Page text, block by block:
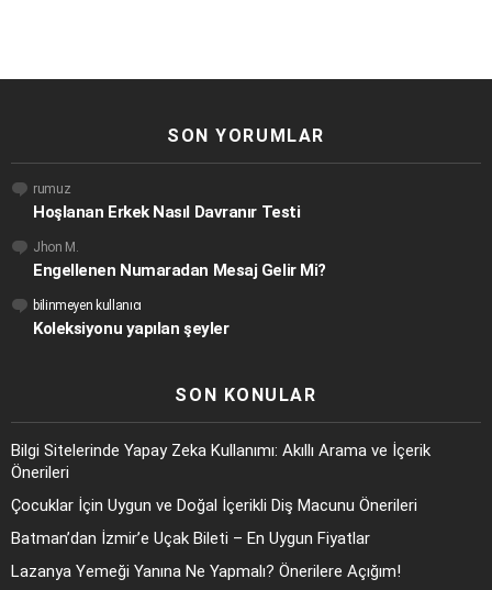
SON YORUMLAR
rumuz
Hoşlanan Erkek Nasıl Davranır Testi
Jhon M.
Engellenen Numaradan Mesaj Gelir Mi?
bilinmeyen kullanıcı
Koleksiyonu yapılan şeyler
SON KONULAR
Bilgi Sitelerinde Yapay Zeka Kullanımı: Akıllı Arama ve İçerik
Önerileri
Çocuklar İçin Uygun ve Doğal İçerikli Diş Macunu Önerileri
Batman’dan İzmir’e Uçak Bileti – En Uygun Fiyatlar
Lazanya Yemeği Yanına Ne Yapmalı? Önerilere Açığım!